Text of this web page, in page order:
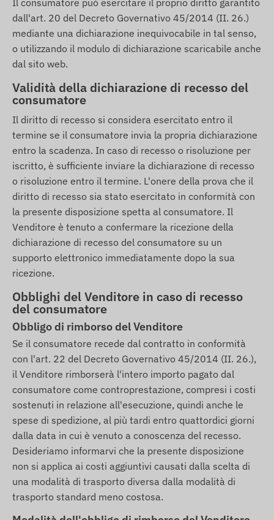
Il consumatore può esercitare il proprio diritto garantito
dall'art. 20 del Decreto Governativo 45/2014 (II. 26.)
mediante una dichiarazione inequivocabile in tal senso,
o utilizzando il modulo di dichiarazione scaricabile anche
dal sito web.
Validità della dichiarazione di recesso del
consumatore
Il diritto di recesso si considera esercitato entro il
termine se il consumatore invia la propria dichiarazione
entro la scadenza. In caso di recesso o risoluzione per
iscritto, è sufficiente inviare la dichiarazione di recesso
o risoluzione entro il termine. L'onere della prova che il
diritto di recesso sia stato esercitato in conformità con
la presente disposizione spetta al consumatore. Il
Venditore è tenuto a confermare la ricezione della
dichiarazione di recesso del consumatore su un
supporto elettronico immediatamente dopo la sua
ricezione.
Obblighi del Venditore in caso di recesso
del consumatore
Obbligo di rimborso del Venditore
Se il consumatore recede dal contratto in conformità
con l'art. 22 del Decreto Governativo 45/2014 (II. 26.),
il Venditore rimborserà l'intero importo pagato dal
consumatore come controprestazione, compresi i costi
sostenuti in relazione all'esecuzione, quindi anche le
spese di spedizione, al più tardi entro quattordici giorni
dalla data in cui è venuto a conoscenza del recesso.
Desideriamo informarvi che la presente disposizione
non si applica ai costi aggiuntivi causati dalla scelta di
una modalità di trasporto diversa dalla modalità di
trasporto standard meno costosa.